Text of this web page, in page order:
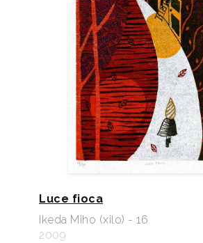
Luce fioca
Ikeda Miho (xilo) - 16
2009